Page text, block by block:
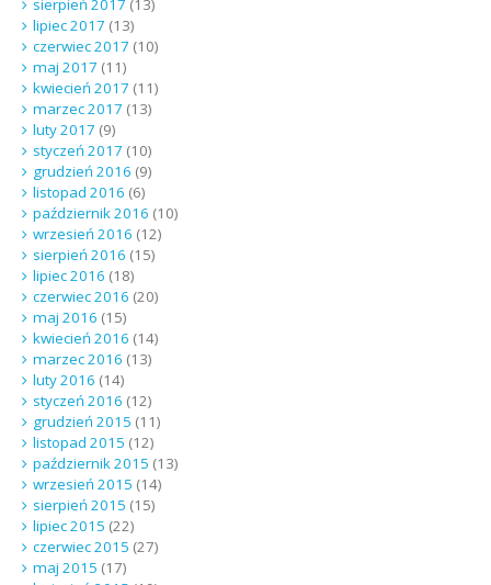
sierpień 2017 (13)
lipiec 2017 (13)
czerwiec 2017 (10)
maj 2017 (11)
kwiecień 2017 (11)
marzec 2017 (13)
luty 2017 (9)
styczeń 2017 (10)
grudzień 2016 (9)
listopad 2016 (6)
październik 2016 (10)
wrzesień 2016 (12)
sierpień 2016 (15)
lipiec 2016 (18)
czerwiec 2016 (20)
maj 2016 (15)
kwiecień 2016 (14)
marzec 2016 (13)
luty 2016 (14)
styczeń 2016 (12)
grudzień 2015 (11)
listopad 2015 (12)
październik 2015 (13)
wrzesień 2015 (14)
sierpień 2015 (15)
lipiec 2015 (22)
czerwiec 2015 (27)
maj 2015 (17)